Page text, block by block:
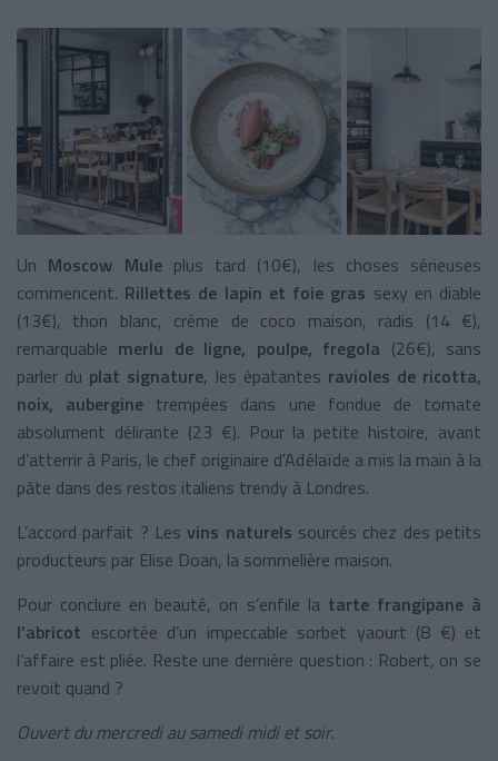
Un Moscow Muleplus tard (10€), les choses sérieuses
commencent. Rillettes de lapin et foie gras sexy en diable
(13€), thon blanc, crème de coco maison, radis (14 €),
remarquable merlu de ligne, poulpe, fregola (26€), sans
parler du plat signature, les épatantes ravioles de ricotta,
noix, aubergine trempées dans une fondue de tomate
absolument délirante (23 €). Pour la petite histoire, avant
d’atterrir à Paris, le chef originaire d'Adélaïde a mis la main à la
pâte dans des restos italiens trendy à Londres.
L’accord parfait ? Lesvins naturels sourcés chez des petits
producteurs par Elise Doan, la sommelière maison.
Pour conclure en beauté, on s’enfile la tarte frangipane à
l’abricot escortée d’un impeccable sorbet yaourt (8 €) et
l’affaire est pliée. Reste une dernière question : Robert, on se
revoit quand ?
Ouvert du mercredi au samedi midi et soir.